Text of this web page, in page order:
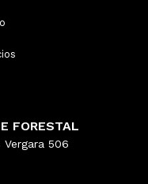
FORESTAL
Vergara 506